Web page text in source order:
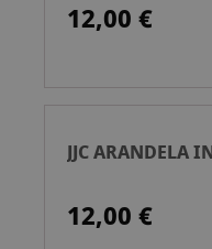
12,00 €
JJC ARANDELA
12,00 €